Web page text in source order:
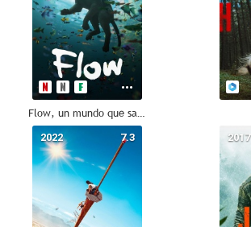
Flow, un mundo que salvar
7.3
2022 2017